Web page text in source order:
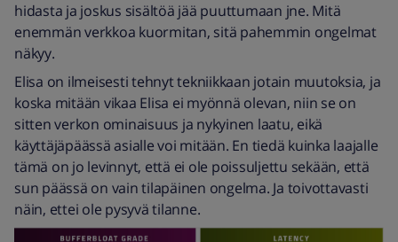
hidasta ja joskus sisältöä jää puuttumaan jne. Mitä
enemmän verkkoa kuormitan, sitä pahemmin ongelmat
näkyy.
Elisa on ilmeisesti tehnyt tekniikkaan jotain muutoksia, ja
koska mitään vikaa Elisa ei myönnä olevan, niin se on
sitten verkon ominaisuus ja nykyinen laatu, eikä
käyttäjäpäässä asialle voi mitään. En tiedä kuinka laajalle
tämä on jo levinnyt, että ei ole poissuljettu sekään, että
sun päässä on vain tilapäinen ongelma. Ja toivottavasti
näin, ettei ole pysyvä tilanne.